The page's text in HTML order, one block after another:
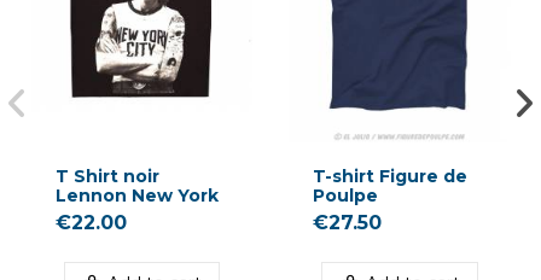
T Shirt noir
Lennon New York
€22.00
T-shirt Figure de
Poulpe
€27.50